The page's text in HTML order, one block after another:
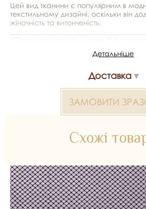
Цей вид тканини є популярним в
текстильному дизайні, оскільки він
жіночність та витонченість.
оптом і в роздріб в Inter Tex,
Детальніше
Доставка
ЗАМОВИТИ
Схожі